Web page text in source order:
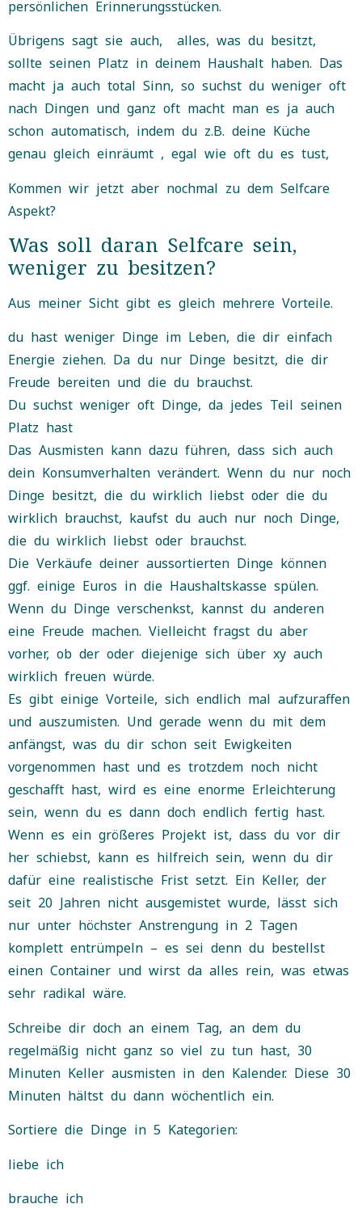
persönlichen Erinnerungsstücken.
Übrigens sagt sie auch, alles, was du besitzt,
sollte seinen Platz in deinem Haushalt haben. Das
macht ja auch total Sinn, so suchst du weniger oft
nach Dingen und ganz oft macht man es ja auch
schon automatisch, indem du z.B. deine Küche
genau gleich einräumt , egal wie oft du es tust,
Kommen wir jetzt aber nochmal zu dem Selfcare
Aspekt?
Was soll daran Selfcare sein,
weniger zu besitzen?
Aus meiner Sicht gibt es gleich mehrere Vorteile.
du hast weniger Dinge im Leben, die dir einfach
Energie ziehen. Da du nur Dinge besitzt, die dir
Freude bereiten und die du brauchst.
Du suchst weniger oft Dinge, da jedes Teil seinen
Platz hast
Das Ausmisten kann dazu führen, dass sich auch
dein Konsumverhalten verändert. Wenn du nur noch
Dinge besitzt, die du wirklich liebst oder die du
wirklich brauchst, kaufst du auch nur noch Dinge,
die du wirklich liebst oder brauchst.
Die Verkäufe deiner aussortierten Dinge können
ggf. einige Euros in die Haushaltskasse spülen.
Wenn du Dinge verschenkst, kannst du anderen
eine Freude machen. Vielleicht fragst du aber
vorher, ob der oder diejenige sich über xy auch
wirklich freuen würde.
Es gibt einige Vorteile, sich endlich mal aufzuraffen
und auszumisten. Und gerade wenn du mit dem
anfängst, was du dir schon seit Ewigkeiten
vorgenommen hast und es trotzdem noch nicht
geschafft hast, wird es eine enorme Erleichterung
sein, wenn du es dann doch endlich fertig hast.
Wenn es ein größeres Projekt ist, dass du vor dir
her schiebst, kann es hilfreich sein, wenn du dir
dafür eine realistische Frist setzt. Ein Keller, der
seit 20 Jahren nicht ausgemistet wurde, lässt sich
nur unter höchster Anstrengung in 2 Tagen
komplett entrümpeln – es sei denn du bestellst
einen Container und wirst da alles rein, was etwas
sehr radikal wäre.
Schreibe dir doch an einem Tag, an dem du
regelmäßig nicht ganz so viel zu tun hast, 30
Minuten Keller ausmisten in den Kalender. Diese 30
Minuten hältst du dann wöchentlich ein.
Sortiere die Dinge in 5 Kategorien:
liebe ich
brauche ich